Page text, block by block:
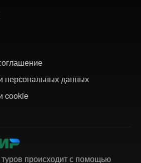
персональных данных
cookie
происходит с помощью